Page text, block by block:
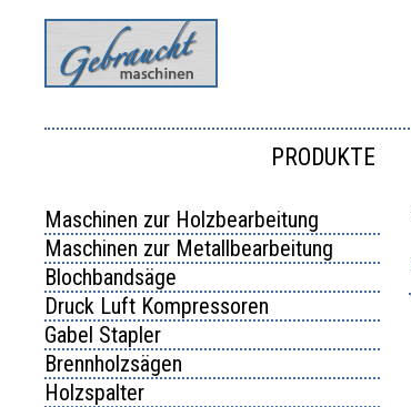
PRODUKTE
Maschinen zur Holzbearbeitung
Maschinen zur Metallbearbeitung
Blochbandsäge
Druck Luft Kompressoren
Gabel Stapler
Brennholzsägen
Holzspalter